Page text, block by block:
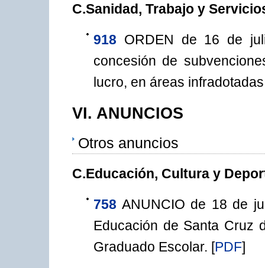
C.Sanidad, Trabajo y
918 ORDEN de 16 de
concesión de
lucro, en áreas
VI. ANUNCIOS
Otros anuncios
C.Educación, Cultura y
758 ANUNCIO de 18 de
Educación de Santa Cruz
Graduado Escolar. [PDF]